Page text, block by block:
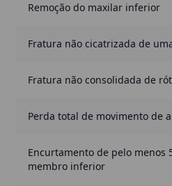
Remoção do maxilar inferior
Fratura não cicatrizada de
Fratura não consolidada de
Perda total de movimento de
Encurtamento de pelo menos
membro inferior